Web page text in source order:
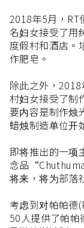
2018年5月，RT
名妇女接受了用
度假村和酒店。
作肥皂。
除此之外，
村妇女接受了制
要内容是制作烛
蜡烛制造单位开
即将推出的一项
念品
将来，将为部落
考虑到对帕帕德
50人提供了帕帕